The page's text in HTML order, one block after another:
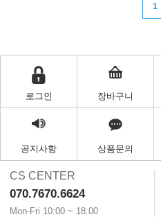
1
로그인 장바구니
공지사항 상품문의
CS CENTER
070.7670.6624
Mon-Fri 10:00 ~ 18:00